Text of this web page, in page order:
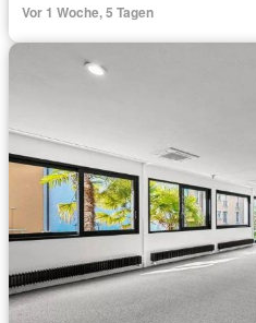
Vor 1 Woche, 5 Tagen